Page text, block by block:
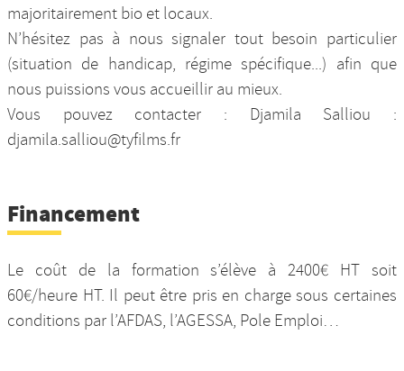
majoritairement bio et locaux.
N’hésitez pas à nous signaler tout besoin particulier
(situation de handicap, régime spécifique...) afin que
nous puissions vous accueillir au mieux.
Vous pouvez contacter : Djamila Salliou :
djamila.salliou@tyfilms.fr
Financement
Le coût de la formation s’élève à 2400€ HT soit
60€/heure HT. Il peut être pris en charge sous certaines
conditions par l’AFDAS, l’AGESSA, Pole Emploi…